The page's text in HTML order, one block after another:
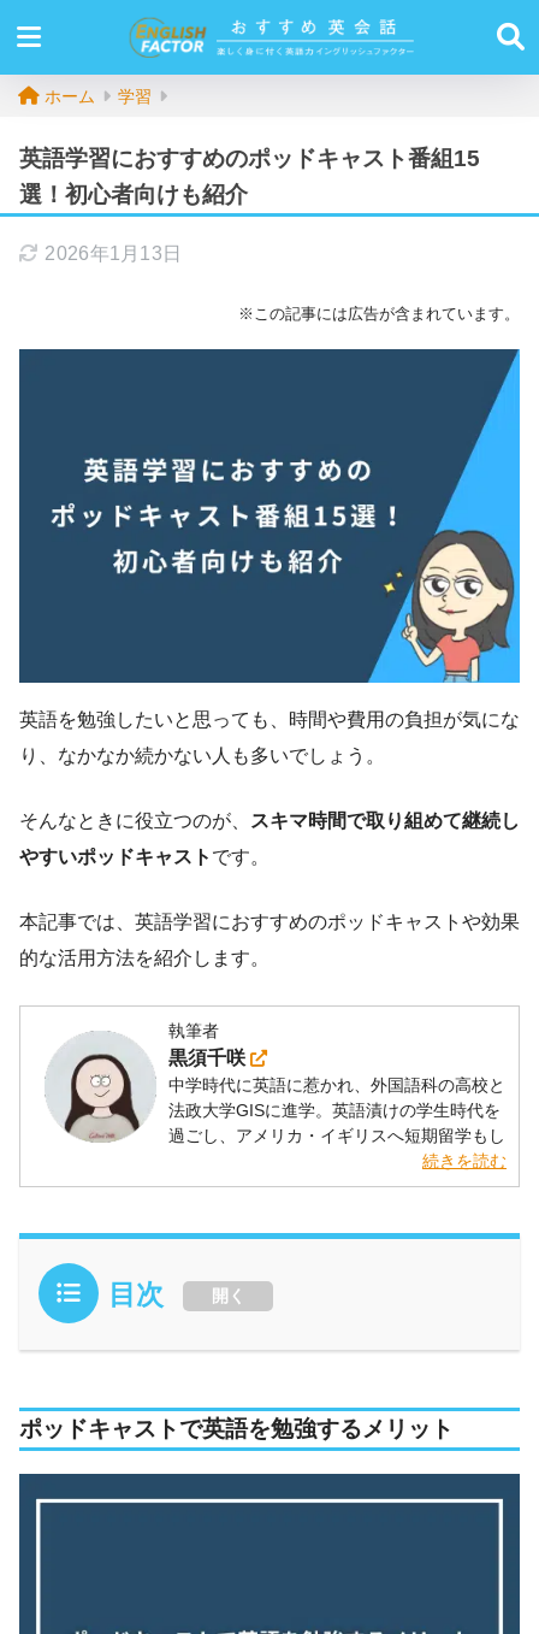
ホーム 学習
英語学習におすすめのポッドキャスト番組15
選！初心者向けも紹介
2026年1月13日
※この記事には広告が含まれています。
英語を勉強したいと思っても、時間や費用の負担が気にな
り、なかなか続かない人も多いでしょう。
そんなときに役立つのが、
スキマ時間で取り組めて継続し
やすいポッドキャスト です。
本記事では、英語学習におすすめのポッドキャストや効果
的な活用方法を紹介します。
執筆者
黒須千咲
中学時代に英語に惹かれ、外国語科の高校と
法政大学GISに進学。英語漬けの学生時代を
過ごし、アメリカ・イギリスへ短期留学もし
ました。大学卒業後はオーストラリアでワー
キングホリデーを経験。以来、大好きな英語
て活動しています。
続きを読む
目次 開く
ポッドキャストで英語を勉強するメリット